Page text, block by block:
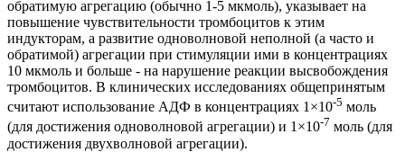
обратимую агрегацию (обычно 1-5 мкмоль), указывает на
повышение чувствительности тромбоцитов к этим
индукторам, а развитие одноволновой неполной (а часто и
обратимой) агрегации при стимуляции ими в концентрациях
10 мкмоль и больше - на нарушение реакции высвобождения
тромбоцитов. В клинических исследованиях общепринятым
считают использование АДФ в концентрациях 1×10-5 моль
(для достижения одноволновой агрегации) и 1×10-7 моль (для
достижения двухволновой агрегации).